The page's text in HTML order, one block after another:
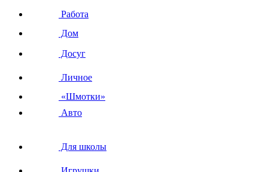
Работа
Дом
Досуг
Личное
«Шмотки»
Авто
Для школы